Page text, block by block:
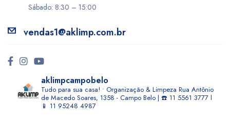
Sábado: 8:30 – 15:00
vendas1@aklimp.com.br
aklimpcampobelo
Tudo para sua casa! • Organização & Limpeza Rua Antônio
de Macedo Soares, 1358 - Campo Belo | ☎️ 11 5561 3777 l
📱 11 95248 4987